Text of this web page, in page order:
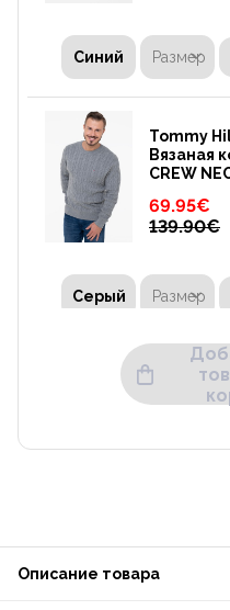
Синий Размер
Tommy
Вязаная
CREW
69.95€
139.90€
Серый Размер
Описание товара